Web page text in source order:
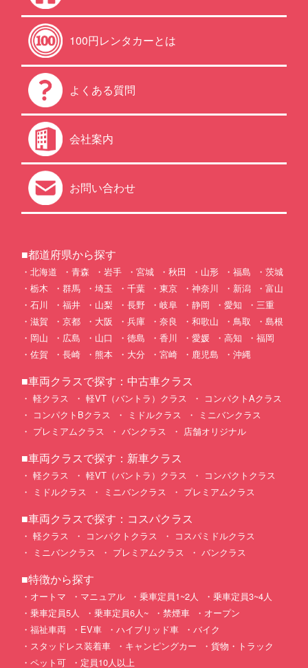
100円レンタカーとは
よくある質問
会社案内
お問い合わせ
■都道府県から探す
北海道 青森 岩手 宮城 秋田 山形 福島
茨城
栃木
群馬 埼玉 千葉 東京 神奈川 新潟
富山
石川
福井 山梨 長野 岐阜 静岡 愛知
三重
滋賀
京都 大阪 兵庫 奈良 和歌山 鳥取
島根
岡山
広島 山口 徳島 香川 愛媛 高知
福岡
佐賀
長崎 熊本 大分 宮崎 鹿児島 沖縄
■車両クラスで探す：中古車クラス
軽クラス 軽VT（バントラ）クラス
コンパクトAクラス
コンパクトBクラス
ミドルクラス
ミニバンクラス
プレミアムクラス
バンクラス 店舗オリジナル
■車両クラスで探す：新車クラス
軽クラス 軽VT（バントラ）クラス
コンパクトクラス
ミドルクラス
ミニバンクラス プレミアムクラス
■車両クラスで探す：コスパクラス
軽クラス コンパクトクラス
コスパミドルクラス
ミニバンクラス
プレミアムクラス バンクラス
■特徴から探す
オートマ マニュアル 乗車定員1~2人
乗車定員3~4人
乗車定員5人
乗車定員6人~ 禁煙車
オープン
福祉車両
EV車 ハイブリッド車
バイク
スタッドレス装着車
キャンピングカー
貨物・トラック
ペット可
定員10人以上